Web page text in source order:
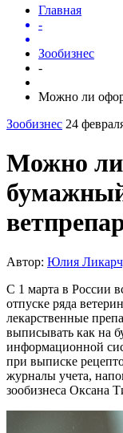
Главная
-
Зообизнес
-
Можно ли
Зообизнес 24
Можно
Автор: Юлия
С 1 марта в России
отпуске ряда
лекарственные
выписывать как на
информационной
при выписке
журналы учета,
зообизнеса Оксана